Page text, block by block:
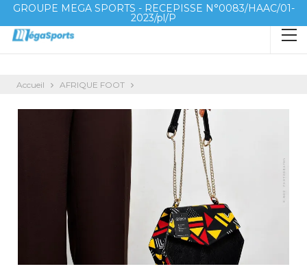
GROUPE MEGA SPORTS - RECEPISSE N°0083/HAAC/01-
2023/pl/P
Accueil AFRIQUE FOOT